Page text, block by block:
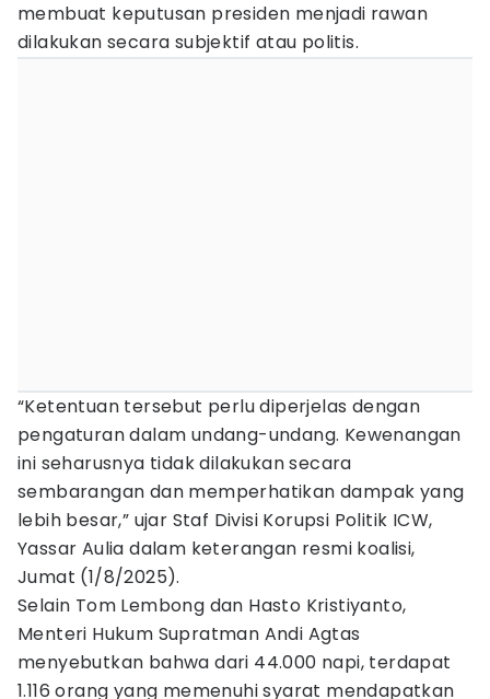
membuat keputusan presiden menjadi rawan
dilakukan secara subjektif atau politis.
“Ketentuan tersebut perlu diperjelas dengan
pengaturan dalam undang-undang. Kewenangan
ini seharusnya tidak dilakukan secara
sembarangan dan memperhatikan dampak yang
lebih besar,” ujar Staf Divisi Korupsi Politik ICW,
Yassar Aulia dalam keterangan resmi koalisi,
Jumat (1/8/2025).
Selain Tom Lembong dan Hasto Kristiyanto,
Menteri Hukum Supratman Andi Agtas
menyebutkan bahwa dari 44.000 napi, terdapat
1.116 orang yang memenuhi syarat mendapatkan